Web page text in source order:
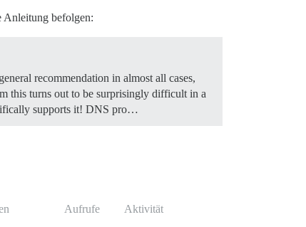
Anleitung befolgen:
recommendation in almost all cases,
this turns out to be surprisingly difficult in a
supports it! DNS pro…
Aufrufe Aktivität